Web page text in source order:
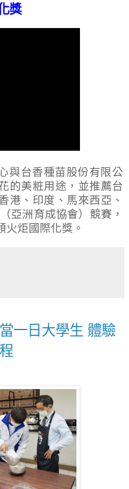
獎
與台香種苗股份有限公
的美粧用途，並推薦台
港、印度、馬來西亞、
（亞洲育成協會）競賽，
火炬國際化獎。
一日大學生 體驗